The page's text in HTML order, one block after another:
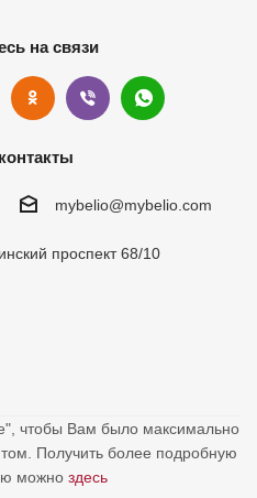
на связи
mybelio@mybelio.com
проспект 68/10
чтобы Вам было максимально
Получить более подробную
можно здесь